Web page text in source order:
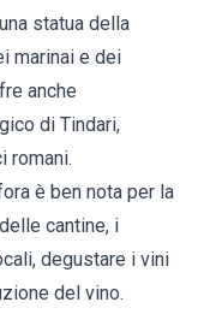
statua della
marinai e dei
anche
di Tindari,
romani.
è ben nota per la
cantine, i
degustare i vini
del vino.